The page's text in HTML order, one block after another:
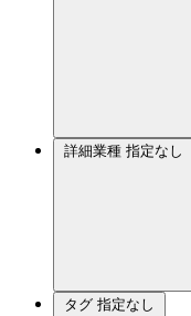
詳細業種 指定なし
タグ 指定なし